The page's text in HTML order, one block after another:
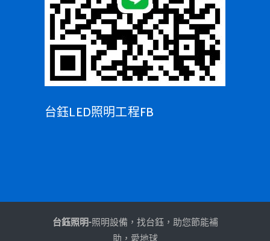
台鈺LED照明工程FB
台鈺照明-照明設備，找台鈺，助您節能補